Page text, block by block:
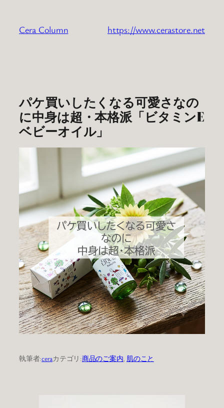
Cera Column https://www.cerastore.net
パケ買いしたくなる可愛さなの
に中身は超・本格派「ビタミンE
ベビーオイル」
執筆者:ceraカテゴリ:商品のご案内, 肌のこと